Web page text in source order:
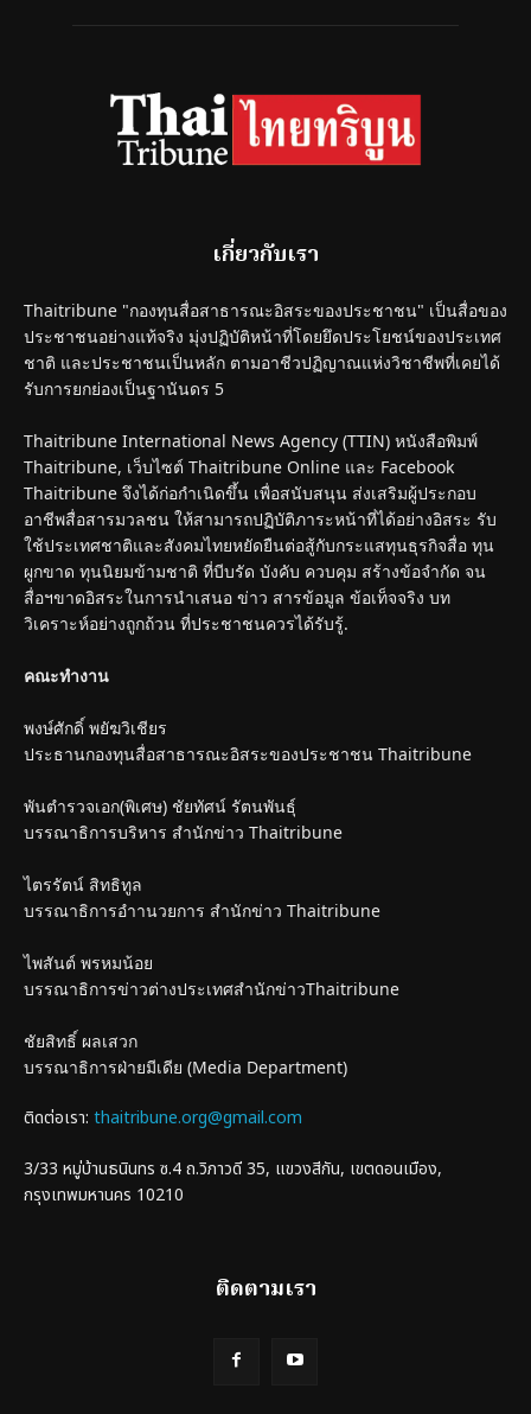
เกี่ยวกับเรา
Thaitribune "กองทุนสื่อสาธารณะอิสระของประชาชน" เป็นสื่อของ
ประชาชนอย่างแท้จริง มุ่งปฏิบัติหน้าที่โดยยึดประโยชน์ของประเทศ
ชาติ และประชาชนเป็นหลัก ตามอาชีวปฏิญาณแห่งวิชาชีพที่เคยได้
รับการยกย่องเป็นฐานันดร 5
Thaitribune International News Agency (TTIN) หนังสือพิมพ์
Thaitribune, เว็บไซต์ Thaitribune Online และ Facebook
Thaitribune จึงได้ก่อกำเนิดขึ้น เพื่อสนับสนุน ส่งเสริมผู้ประกอบ
อาชีพสื่อสารมวลชน ให้สามารถปฏิบัติภาระหน้าที่ได้อย่างอิสระ รับ
ใช้ประเทศชาติและสังคมไทยหยัดยืนต่อสู้กับกระแสทุนธุรกิจสื่อ ทุน
ผูกขาด ทุนนิยมข้ามชาติ ที่บีบรัด บังคับ ควบคุม สร้างข้อจำกัด จน
สื่อฯขาดอิสระในการนำเสนอ ข่าว สารข้อมูล ข้อเท็จจริง บท
วิเคราะห์อย่างถูกถ้วน ที่ประชาชนควรได้รับรู้.
คณะทำงาน
พงษ์ศักดิ์ พยัฆวิเชียร
ประธานกองทุนสื่อสาธารณะอิสระของประชาชน Thaitribune
พันตำรวจเอก(พิเศษ) ชัยทัศน์ รัตนพันธุ์
บรรณาธิการบริหาร สำนักข่าว Thaitribune
ไตรรัตน์ สิทธิทูล
บรรณาธิการอำานวยการ สำนักข่าว Thaitribune
ไพสันต์ พรหมน้อย
บรรณาธิการข่าวต่างประเทศสำนักข่าวThaitribune
ชัยสิทธิ์ ผลเสวก
บรรณาธิการฝ่ายมีเดีย (Media Department)
ติดต่อเรา: thaitribune.org@gmail.com
3/33 หมู่บ้านธนินทร ซ.4 ถ.วิภาวดี 35, แขวงสีกัน, เขตดอนเมือง,
กรุงเทพมหานคร 10210
ติดตามเรา